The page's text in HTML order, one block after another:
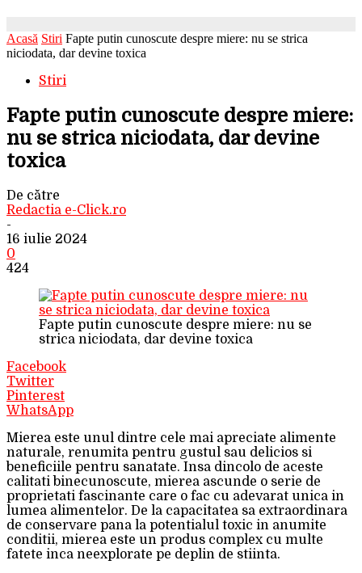
Acasă Stiri Fapte putin cunoscute despre miere: nu se strica
niciodata, dar devine toxica
Stiri
Fapte putin cunoscute despre miere:
nu se strica niciodata, dar devine
toxica
De către
Redactia e-Click.ro
-
16 iulie 2024
0
424
Fapte putin cunoscute despre miere: nu se
strica niciodata, dar devine toxica
Facebook
Twitter
Pinterest
WhatsApp
Mierea este unul dintre cele mai apreciate alimente
naturale, renumita pentru gustul sau delicios si
beneficiile pentru sanatate. Insa dincolo de aceste
calitati binecunoscute, mierea ascunde o serie de
proprietati fascinante care o fac cu adevarat unica in
lumea alimentelor. De la capacitatea sa extraordinara
de conservare pana la potentialul toxic in anumite
conditii, mierea este un produs complex cu multe
fatete inca neexplorate pe deplin de stiinta.